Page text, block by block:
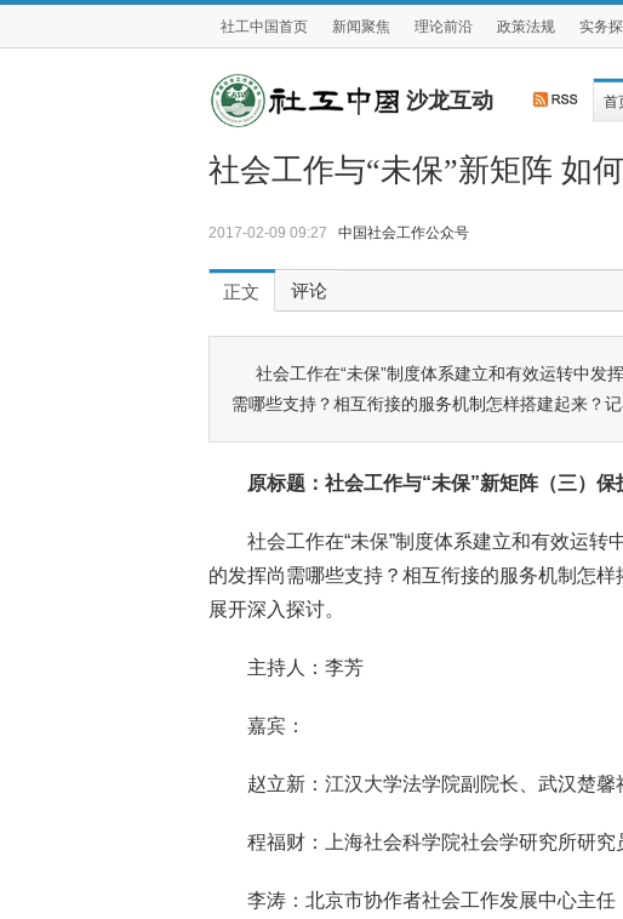
社工中国首页 新闻聚焦 理论前沿 政策法规 实务
沙龙互动 首
社会工作与“未保”新矩阵 如
2017-02-09 09:27 中国社会工作公众号
正文 评论
社会工作在“未保”制度体系建立和有效运转中发
需哪些支持？相互衔接的服务机制怎样搭建起来？
原标题：社会工作与“未保”新矩阵（三）
社会工作在“未保”制度体系建立和有效运
的发挥尚需哪些支持？相互衔接的服务机制怎
展开深入探讨。
主持人：李芳
嘉宾：
赵立新：江汉大学法学院副院长、武汉楚
程福财：上海社会科学院社会学研究所研究
李涛：北京市协作者社会工作发展中心主任